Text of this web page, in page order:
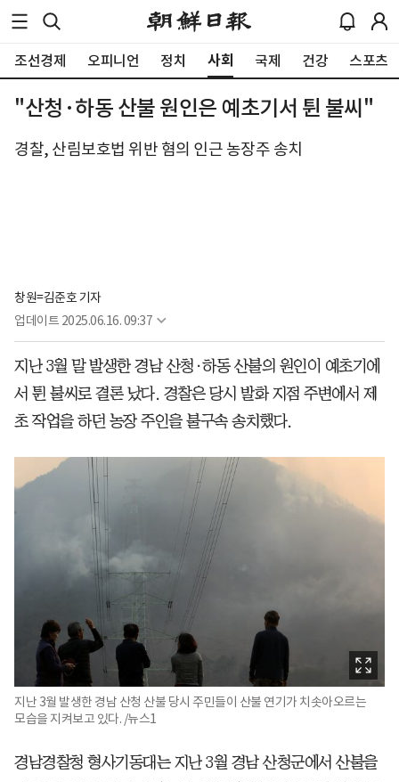
조선경제 오피니언 정치 사회 국제 건강 스포츠
"산청·하동 산불 원인은 예초기서 튄 불씨"
경찰, 산림보호법 위반 혐의 인근 농장주 송치
창원=김준호 기자
업데이트 2025.06.16. 09:37
지난 3월 말 발생한 경남 산청·하동 산불의 원인이 예초기에
서 튄 불씨로 결론 났다. 경찰은 당시 발화 지점 주변에서 제
초 작업을 하던 농장 주인을 불구속 송치했다.
지난 3월 발생한 경남 산청 산불 당시 주민들이 산불 연기가 치솟아오르는
모습을 지켜보고 있다. /뉴스1
경남경찰청 형사기동대는 지난 3월 경남 산청군에서 산불을